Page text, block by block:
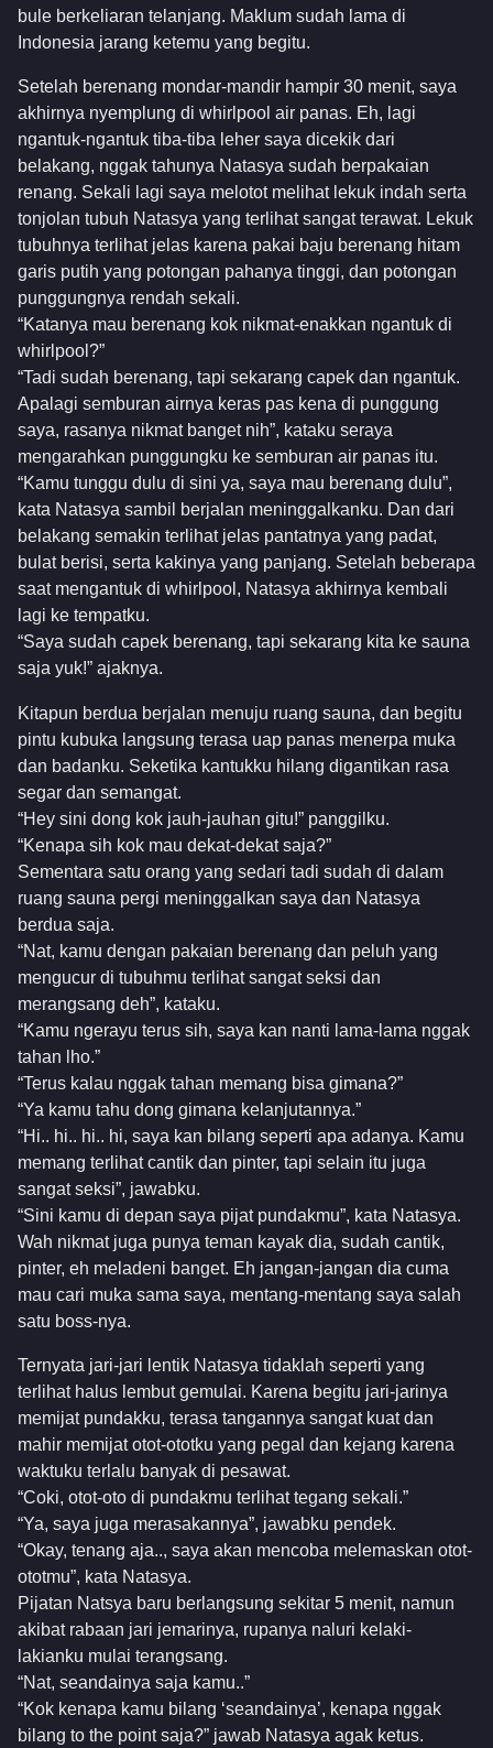
bule berkeliaran telanjang. Maklum sudah lama di
Indonesia jarang ketemu yang begitu.
Setelah berenang mondar-mandir hampir 30 menit, saya
akhirnya nyemplung di whirlpool air panas. Eh, lagi
ngantuk-ngantuk tiba-tiba leher saya dicekik dari
belakang, nggak tahunya Natasya sudah berpakaian
renang. Sekali lagi saya melotot melihat lekuk indah serta
tonjolan tubuh Natasya yang terlihat sangat terawat. Lekuk
tubuhnya terlihat jelas karena pakai baju berenang hitam
garis putih yang potongan pahanya tinggi, dan potongan
punggungnya rendah sekali.
“Katanya mau berenang kok nikmat-enakkan ngantuk di
whirlpool?”
“Tadi sudah berenang, tapi sekarang capek dan ngantuk.
Apalagi semburan airnya keras pas kena di punggung
saya, rasanya nikmat banget nih”, kataku seraya
mengarahkan punggungku ke semburan air panas itu.
“Kamu tunggu dulu di sini ya, saya mau berenang dulu”,
kata Natasya sambil berjalan meninggalkanku. Dan dari
belakang semakin terlihat jelas pantatnya yang padat,
bulat berisi, serta kakinya yang panjang. Setelah beberapa
saat mengantuk di whirlpool, Natasya akhirnya kembali
lagi ke tempatku.
“Saya sudah capek berenang, tapi sekarang kita ke sauna
saja yuk!” ajaknya.
Kitapun berdua berjalan menuju ruang sauna, dan begitu
pintu kubuka langsung terasa uap panas menerpa muka
dan badanku. Seketika kantukku hilang digantikan rasa
segar dan semangat.
“Hey sini dong kok jauh-jauhan gitu!” panggilku.
“Kenapa sih kok mau dekat-dekat saja?”
Sementara satu orang yang sedari tadi sudah di dalam
ruang sauna pergi meninggalkan saya dan Natasya
berdua saja.
“Nat, kamu dengan pakaian berenang dan peluh yang
mengucur di tubuhmu terlihat sangat seksi dan
merangsang deh”, kataku.
“Kamu ngerayu terus sih, saya kan nanti lama-lama nggak
tahan lho.”
“Terus kalau nggak tahan memang bisa gimana?”
“Ya kamu tahu dong gimana kelanjutannya.”
“Hi.. hi.. hi.. hi, saya kan bilang seperti apa adanya. Kamu
memang terlihat cantik dan pinter, tapi selain itu juga
sangat seksi”, jawabku.
“Sini kamu di depan saya pijat pundakmu”, kata Natasya.
Wah nikmat juga punya teman kayak dia, sudah cantik,
pinter, eh meladeni banget. Eh jangan-jangan dia cuma
mau cari muka sama saya, mentang-mentang saya salah
satu boss-nya.
Ternyata jari-jari lentik Natasya tidaklah seperti yang
terlihat halus lembut gemulai. Karena begitu jari-jarinya
memijat pundakku, terasa tangannya sangat kuat dan
mahir memijat otot-ototku yang pegal dan kejang karena
waktuku terlalu banyak di pesawat.
“Coki, otot-oto di pundakmu terlihat tegang sekali.”
“Ya, saya juga merasakannya”, jawabku pendek.
“Okay, tenang aja.., saya akan mencoba melemaskan otot-
ototmu”, kata Natasya.
Pijatan Natsya baru berlangsung sekitar 5 menit, namun
akibat rabaan jari jemarinya, rupanya naluri kelaki-
lakianku mulai terangsang.
“Nat, seandainya saja kamu..”
“Kok kenapa kamu bilang ‘seandainya’, kenapa nggak
bilang to the point saja?” jawab Natasya agak ketus.